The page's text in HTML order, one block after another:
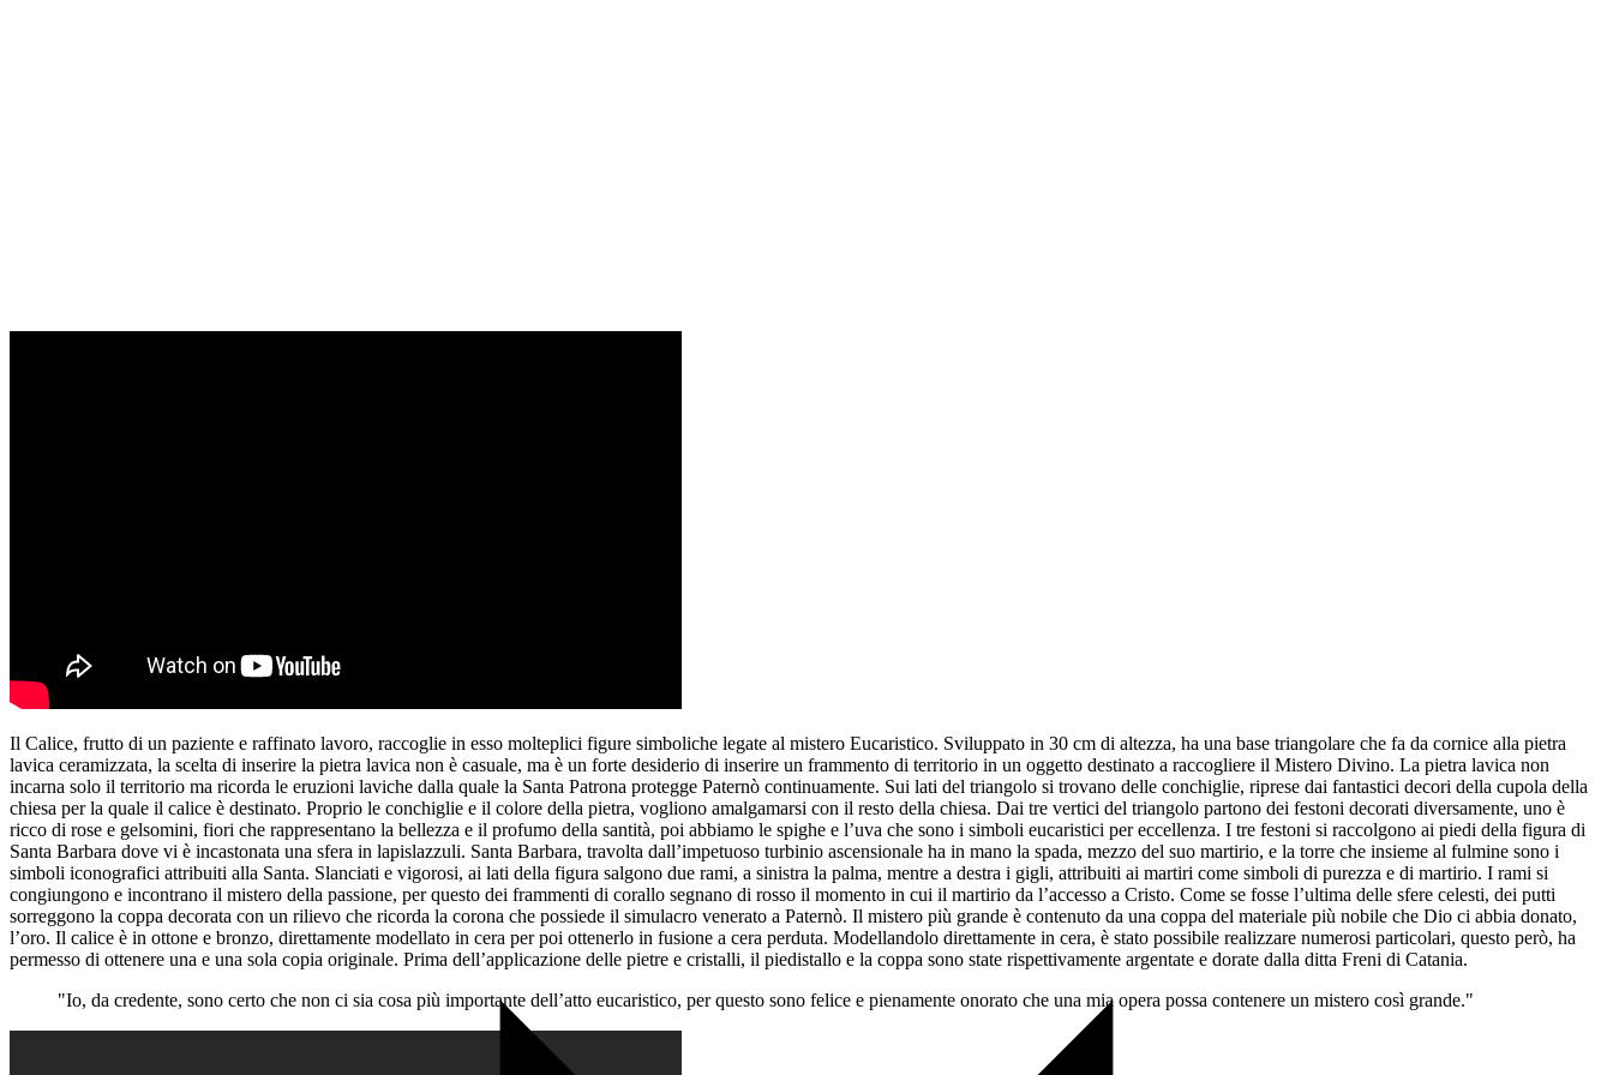
Il Calice, frutto di un paziente e raffinato lavoro, raccoglie in esso molteplici figure simboliche legate al mistero Eucaristico. Sviluppato in 30 cm di altezza, ha una base triangolare che fa da cornice alla pietra
lavica ceramizzata, la scelta di inserire la pietra lavica non è casuale, ma è un forte desiderio di inserire un frammento di territorio in un oggetto destinato a raccogliere il Mistero Divino. La pietra lavica non
incarna solo il territorio ma ricorda le eruzioni laviche dalla quale la Santa Patrona protegge Paternò continuamente. Sui lati del triangolo si trovano delle conchiglie, riprese dai fantastici decori della cupola della
chiesa per la quale il calice è destinato. Proprio le conchiglie e il colore della pietra, vogliono amalgamarsi con il resto della chiesa. Dai tre vertici del triangolo partono dei festoni decorati diversamente, uno è
ricco di rose e gelsomini, fiori che rappresentano la bellezza e il profumo della santità, poi abbiamo le spighe e l’uva che sono i simboli eucaristici per eccellenza. I tre festoni si raccolgono ai piedi della figura di
Santa Barbara dove vi è incastonata una sfera in lapislazzuli. Santa Barbara, travolta dall’impetuoso turbinio ascensionale ha in mano la spada, mezzo del suo martirio, e la torre che insieme al fulmine sono i
simboli iconografici attribuiti alla Santa. Slanciati e vigorosi, ai lati della figura salgono due rami, a sinistra la palma, mentre a destra i gigli, attribuiti ai martiri come simboli di purezza e di martirio. I rami si
congiungono e incontrano il mistero della passione, per questo dei frammenti di corallo segnano di rosso il momento in cui il martirio da l’accesso a Cristo. Come se fosse l’ultima delle sfere celesti, dei putti
sorreggono la coppa decorata con un rilievo che ricorda la corona che possiede il simulacro venerato a Paternò. Il mistero più grande è contenuto da una coppa del materiale più nobile che Dio ci abbia donato,
l’oro. Il calice è in ottone e bronzo, direttamente modellato in cera per poi ottenerlo in fusione a cera perduta. Modellandolo direttamente in cera, è stato possibile realizzare numerosi particolari, questo però, ha
permesso di ottenere una e una sola copia originale. Prima dell’applicazione delle pietre e cristalli, il piedistallo e la coppa sono state rispettivamente argentate e dorate dalla ditta Freni di Catania.
"Io, da credente, sono certo che non ci sia cosa più importante dell’atto eucaristico, per questo sono felice e pienamente onorato che una mia opera possa contenere un mistero così grande."